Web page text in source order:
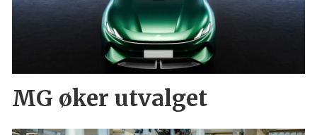
MG øker utvalget